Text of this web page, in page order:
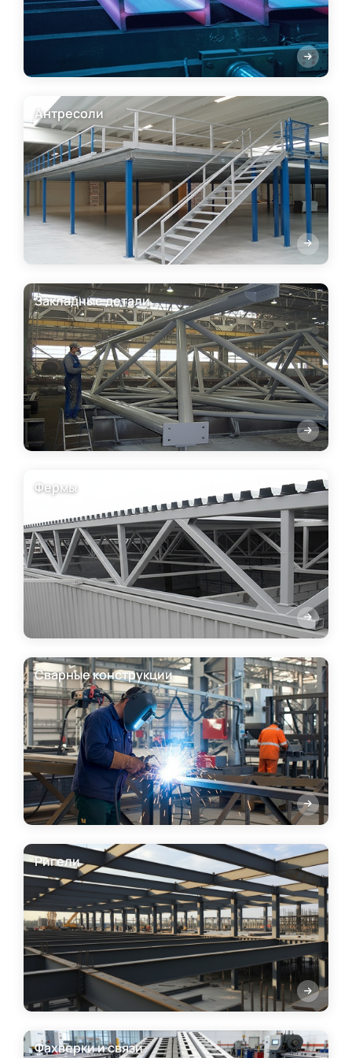
Антресоли
Закладные детали
Фермы
Сварные конструкции
Ригели
Фахверки и связи